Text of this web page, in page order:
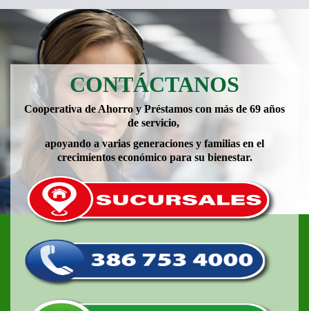
CONTÁCTANOS
Cooperativa de Ahorro y Préstamos con más de 69 años
de servicio,
apoyando a varias generaciones y familias en el
crecimientos económico para su bienestar.